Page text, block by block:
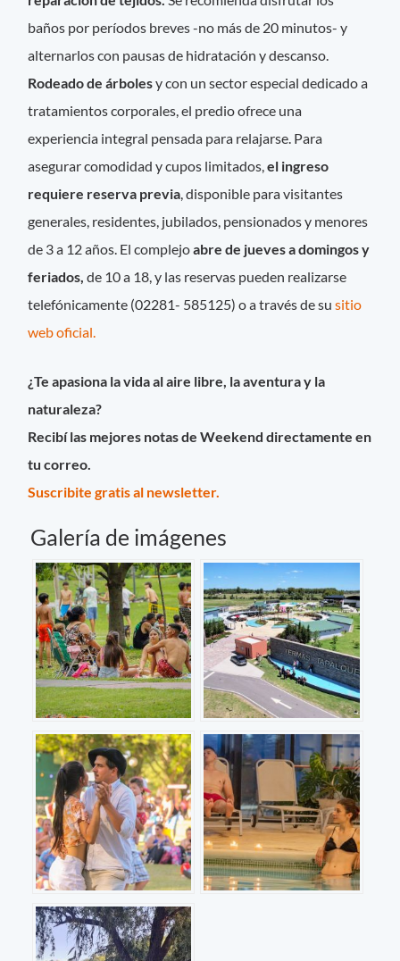
baños por períodos breves -no más de 20 minutos- y
alternarlos con pausas de hidratación y descanso.
Rodeado de árbolesy con un sector especial dedicado a
tratamientos corporales, el predio ofrece una
experiencia integral pensada para relajarse. Para
asegurar comodidad y cupos limitados, el ingreso
requiere reserva previa , disponible para visitantes
generales, residentes, jubilados, pensionados y menores
de 3 a 12 años. El complejoabre de jueves a domingos y
feriados, de 10 a 18, y las reservas pueden realizarse
telefónicamente (02281- 585125) o a través de susitio
web oficial.
¿Te apasiona la vida al aire libre, la aventura y la
naturaleza?
Recibí las mejores notas de Weekend directamente en
tu correo.
Suscribite gratis al newsletter.
Galería de imágenes